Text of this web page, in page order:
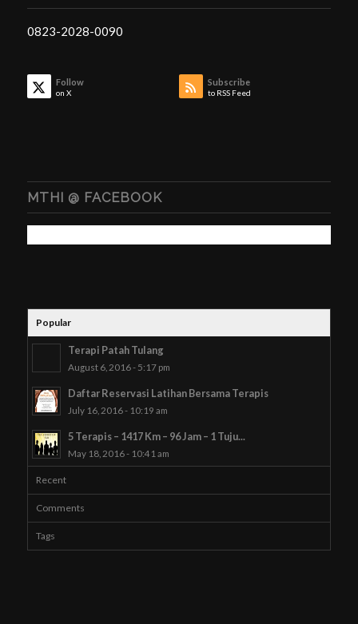
0823-2028-0090
Follow
on X
Subscribe
to RSS Feed
MTHI @ FACEBOOK
Popular
Terapi Patah Tulang
August 6, 2016 - 5:17 pm
Daftar Reservasi Latihan Bersama Terapis
July 16, 2016 - 10:19 am
5 Terapis – 1417 Km – 96 Jam – 1 Tuju...
May 18, 2016 - 10:41 am
Recent
Comments
Tags